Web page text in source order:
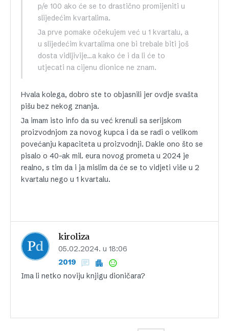
p/e 100 ako će se to drastično promijeniti u
slijedećim kvartalima.
Ja prve pomake očekujem već u 1 kvartalu, a
u slijedećim kvartalima one bi trebale biti još
dosta vidljivije…a kako će i da li će to
utjecati na cijenu dionice ne znam.
Hvala kolega, dobro ste to objasnili jer ovdje svašta
pišu bez nekog znanja.
Ja imam isto info da su već krenuli sa serijskom
proizvodnjom za novog kupca i da se radi o velikom
povećanju kapaciteta u proizvodnji. Dakle ono što se
pisalo o 40-ak mil. eura novog prometa u 2024 je
realno, s tim da i ja mislim da će se to vidjeti više u 2
kvartalu nego u 1 kvartalu.
kiroliza
05.02.2024. u 18:06
2019
Ima li netko noviju knjigu dioničara?